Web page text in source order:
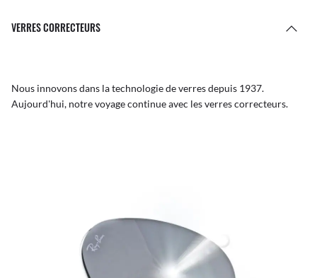
VERRES CORRECTEURS
Nous innovons dans la technologie de verres depuis 1937.
Aujourd'hui, notre voyage continue avec les verres correcteurs.